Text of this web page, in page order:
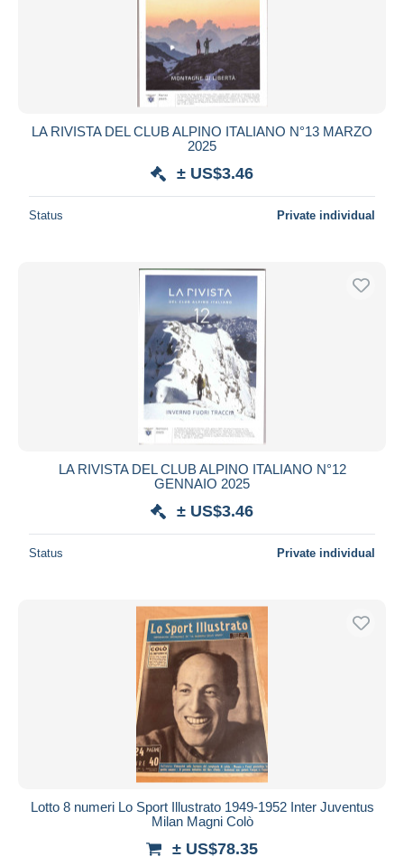
LA RIVISTA DEL CLUB ALPINO ITALIANO N°13 MARZO
2025
± US$3.46
Status Private individual
LA RIVISTA DEL CLUB ALPINO ITALIANO N°12
GENNAIO 2025
± US$3.46
Status Private individual
Lotto 8 numeri Lo Sport Illustrato 1949-1952 Inter Juventus
Milan Magni Colò
± US$78.35